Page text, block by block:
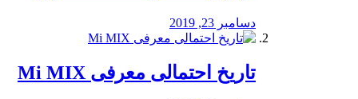
دسامبر 23, 2019
تاریخ احتمالی معرفی Mi MIX